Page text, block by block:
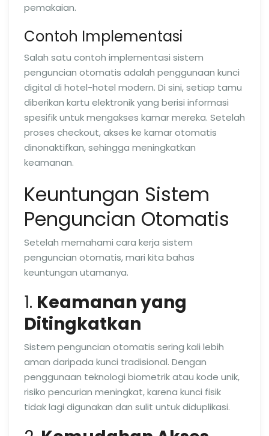
pemakaian.
Contoh Implementasi
Salah satu contoh implementasi sistem
penguncian otomatis adalah penggunaan kunci
digital di hotel-hotel modern. Di sini, setiap tamu
diberikan kartu elektronik yang berisi informasi
spesifik untuk mengakses kamar mereka. Setelah
proses checkout, akses ke kamar otomatis
dinonaktifkan, sehingga meningkatkan
keamanan.
Keuntungan Sistem
Penguncian Otomatis
Setelah memahami cara kerja sistem
penguncian otomatis, mari kita bahas
keuntungan utamanya.
1. Keamanan yang
Ditingkatkan
Sistem penguncian otomatis sering kali lebih
aman daripada kunci tradisional. Dengan
penggunaan teknologi biometrik atau kode unik,
risiko pencurian meningkat, karena kunci fisik
tidak lagi digunakan dan sulit untuk diduplikasi.